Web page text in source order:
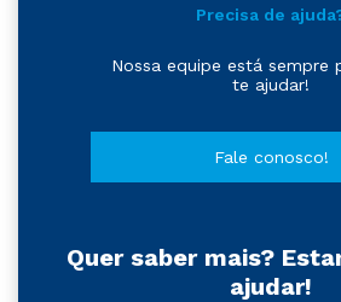
Precisa de
Nossa equipe está sempre
te ajudar!
Fale conosco!
Quer saber mais?
ajudar!